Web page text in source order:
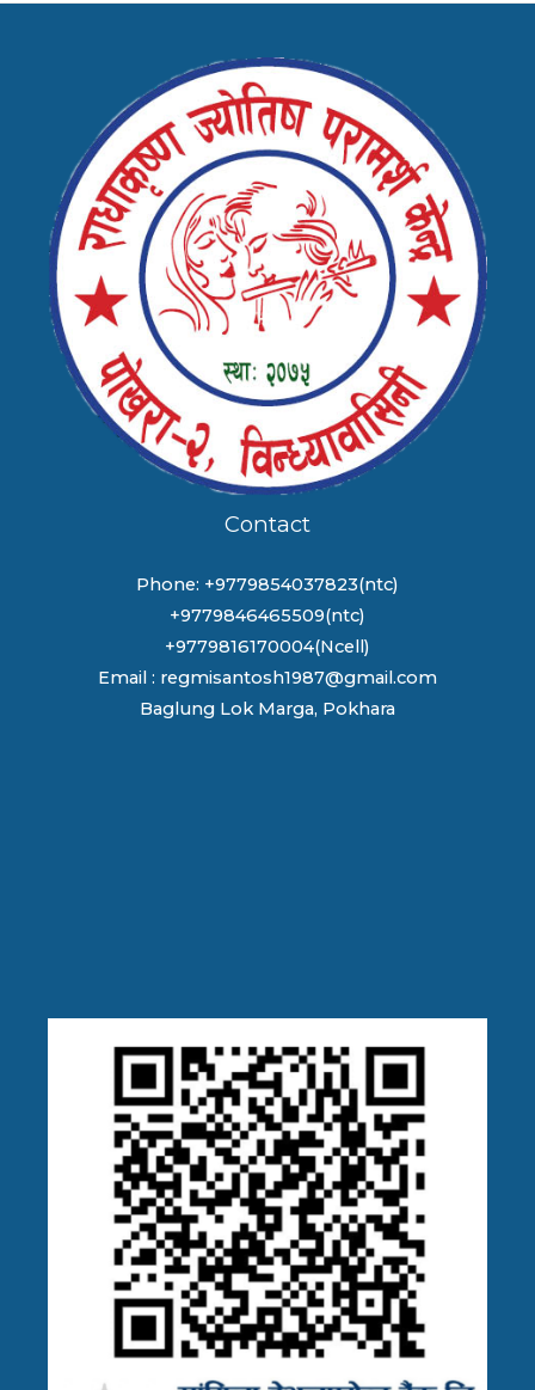
Contact
Phone: +9779854037823(ntc)
+9779846465509(ntc)
+9779816170004(Ncell)
Email : regmisantosh1987@gmail.com
Baglung Lok Marga, Pokhara